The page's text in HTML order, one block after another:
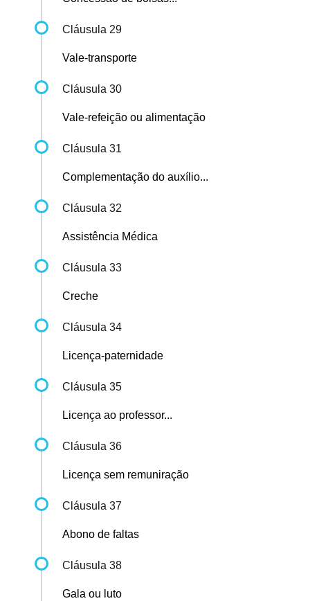
Cláusula 29
Vale-transporte
Cláusula 30
Vale-refeição ou alimentação
Cláusula 31
Complementação do auxílio...
Cláusula 32
Assistência Médica
Cláusula 33
Creche
Cláusula 34
Licença-paternidade
Cláusula 35
Licença ao professor...
Cláusula 36
Licença sem remuniração
Cláusula 37
Abono de faltas
Cláusula 38
Gala ou luto